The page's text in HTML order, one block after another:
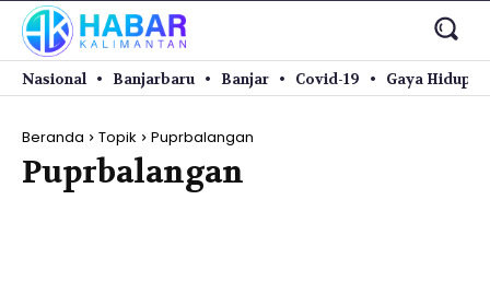
Nasional Banjarbaru Banjar Covid-19 Gaya Hidup
Beranda Topik Puprbalangan
Puprbalangan